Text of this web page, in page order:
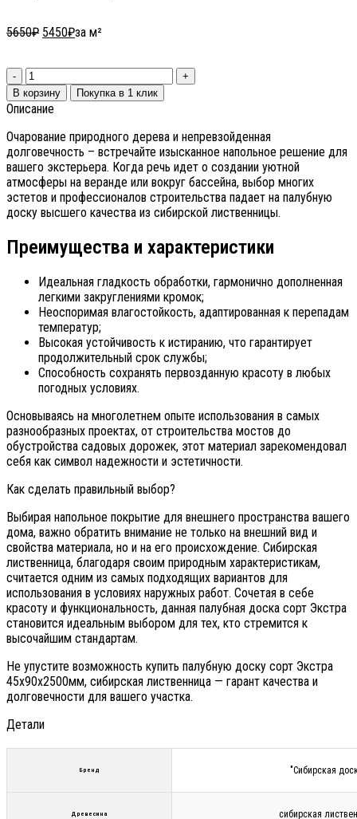
5650₽ 5450₽за м²
В корзину Покупка в 1 клик
Описание
Очарование природного дерева и непревзойденная
долговечность – встречайте изысканное напольное решение для
вашего экстерьера. Когда речь идет о создании уютной
атмосферы на веранде или вокруг бассейна, выбор многих
эстетов и профессионалов строительства падает на палубную
доску высшего качества из сибирской лиственницы.
Преимущества и характеристики
Идеальная гладкость обработки, гармонично дополненная
легкими закруглениями кромок;
Неоспоримая влагостойкость, адаптированная к перепадам
температур;
Высокая устойчивость к истиранию, что гарантирует
продолжительный срок службы;
Способность сохранять первозданную красоту в любых
погодных условиях.
Основываясь на многолетнем опыте использования в самых
разнообразных проектах, от строительства мостов до
обустройства садовых дорожек, этот материал зарекомендовал
себя как символ надежности и эстетичности.
Как сделать правильный выбор?
Выбирая напольное покрытие для внешнего пространства вашего
дома, важно обратить внимание не только на внешний вид и
свойства материала, но и на его происхождение. Сибирская
лиственница, благодаря своим природным характеристикам,
считается одним из самых подходящих вариантов для
использования в условиях наружных работ. Сочетая в себе
красоту и функциональность, данная палубная доска сорт Экстра
становится идеальным выбором для тех, кто стремится к
высочайшим стандартам.
Не упустите возможность купить палубную доску сорт Экстра
45х90х2500мм, сибирская лиственница — гарант качества и
долговечности для вашего участка.
Детали
Бренд "Сибирская
Древесина сибирская